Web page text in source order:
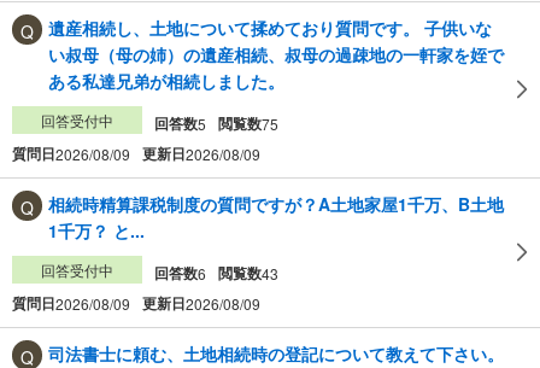
遺産相続し、土地について揉めており質問です。 子供いな
い叔母（母の姉）の遺産相続、叔母の過疎地の一軒家を姪で
ある私達兄弟が相続しました。
回答受付中 回答数5 閲覧数75
質問日2026/08/09 更新日2026/08/09
相続時精算課税制度の質問ですが？A土地家屋1千万、B土地
1千万？ と...
回答受付中 回答数6 閲覧数43
質問日2026/08/09 更新日2026/08/09
司法書士に頼む、土地相続時の登記について教えて下さい。